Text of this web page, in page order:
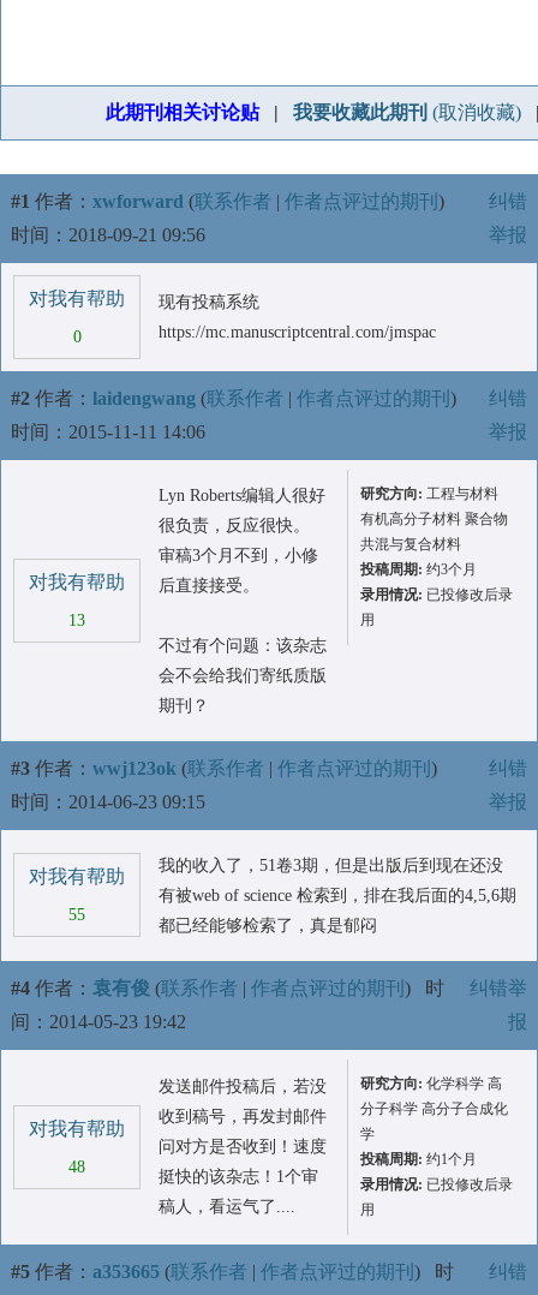
此期刊相关讨论贴| 我要收藏此期刊 (取消收藏)
#1 作者： xwforward (联系作者 | 作者点评过的期刊 )
时间：2018-09-21 09:56
纠错
举报
对我有帮助
0
现有投稿系统
https://mc.manuscriptcentral.com/jmspac
#2 作者： laidengwang (联系作者 | 作者点评过的期刊 )
时间：2015-11-11 14:06
纠错
举报
对我有帮助
13
Lyn Roberts编辑人很好
很负责，反应很快。
审稿3个月不到，小修
后直接接受。
不过有个问题：该杂志
会不会给我们寄纸质版
期刊？
研究方向: 工程与材料
有机高分子材料 聚合物
共混与复合材料
投稿周期: 约3个月
录用情况: 已投修改后录
用
#3 作者： wwj123ok (联系作者 | 作者点评过的期刊 )
时间：2014-06-23 09:15
纠错
举报
对我有帮助
55
我的收入了，51卷3期，但是出版后到现在还没
有被web of science 检索到，排在我后面的4,5,6期
都已经能够检索了，真是郁闷
#4 作者： 袁有俊 (联系作者 | 作者点评过的期刊 ) 时
间：2014-05-23 19:42
纠错举
报
对我有帮助
48
发送邮件投稿后，若没
收到稿号，再发封邮件
问对方是否收到！速度
挺快的该杂志！1个审
稿人，看运气了....
研究方向: 化学科学 高
分子科学 高分子合成化
学
投稿周期: 约1个月
录用情况: 已投修改后录
用
#5 作者： a353665 (联系作者 | 作者点评过的期刊 ) 时 纠错